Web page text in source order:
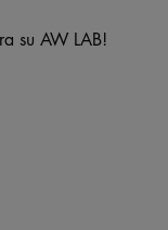
su AW LAB!